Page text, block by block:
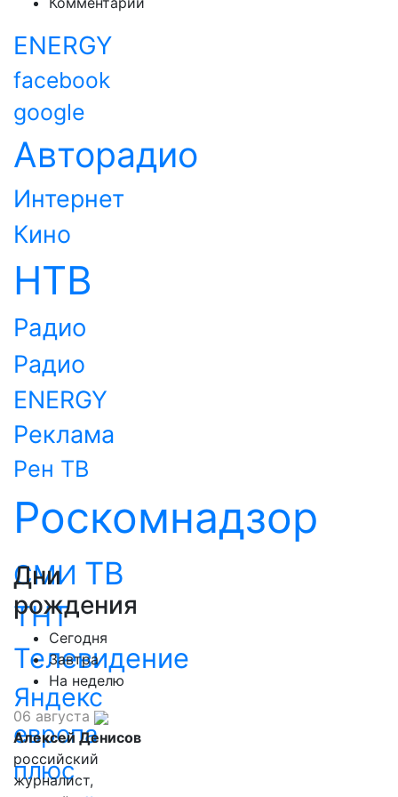
ENERGY
facebook
google
Авторадио
Интернет
Кино
НТВ
Радио
Радио
ENERGY
Реклама
Рен ТВ
Роскомнадзор
СМИ ТВ
ТНТ
Телевидение
Яндекс
европа
плюс
Дни
рождения
Сегодня
Завтра
На неделю
06 августа
Алексей Денисов
российский
журналист,